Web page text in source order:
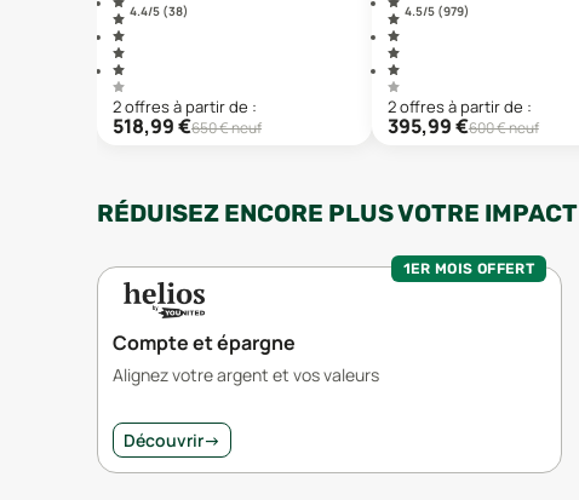
4.4/5 (38)
2offresà partir de :
518,99€650€ neuf
4.5/5 (979)
2offresà partir de :
395,99€600€ neuf
RÉDUISEZ ENCORE PLUS VOTRE IMPACT
1ER MOIS OFFERT
Compte et épargne
Alignez votre argent et vos valeurs
Découvrir→